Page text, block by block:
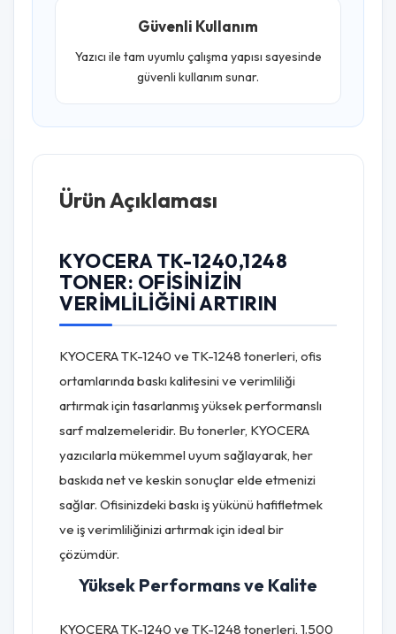
Güvenli Kullanım
Yazıcı ile tam uyumlu çalışma yapısı sayesinde
güvenli kullanım sunar.
Ürün Açıklaması
KYOCERA TK-1240,1248
TONER: OFISINIZIN
VERIMLILIĞINI ARTIRIN
KYOCERA TK-1240 ve TK-1248 tonerleri, ofis
ortamlarında baskı kalitesini ve verimliliği
artırmak için tasarlanmış yüksek performanslı
sarf malzemeleridir. Bu tonerler, KYOCERA
yazıcılarla mükemmel uyum sağlayarak, her
baskıda net ve keskin sonuçlar elde etmenizi
sağlar. Ofisinizdeki baskı iş yükünü hafifletmek
ve iş verimliliğinizi artırmak için ideal bir
çözümdür.
Yüksek Performans ve Kalite
KYOCERA TK-1240 ve TK-1248 tonerleri, 1.500